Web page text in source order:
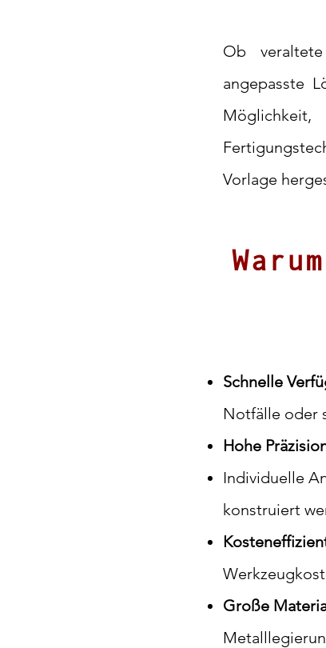
Ob
angepasste
Vorlage
Schnelle
Notfälle oder
Hohe
Individuelle
konstruiert
Große